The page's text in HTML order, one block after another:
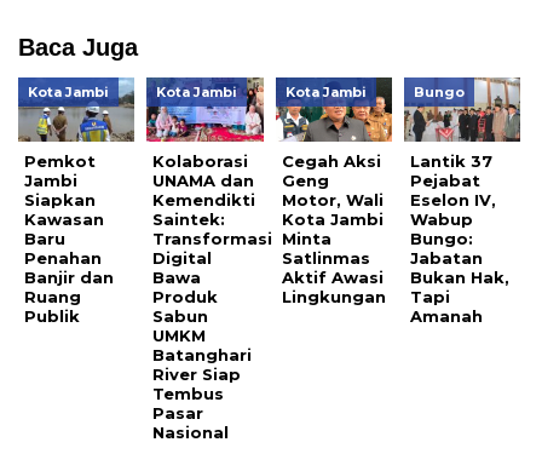
Baca Juga
Kota Jambi
Pemkot
Jambi
Siapkan
Kawasan
Baru
Penahan
Banjir dan
Ruang
Publik
Kota Jambi
Kolaborasi
UNAMA dan
Kemendikti
Saintek:
Transformasi
Digital
Bawa
Produk
Sabun
UMKM
Batanghari
River Siap
Tembus
Pasar
Nasional
Kota Jambi
Cegah Aksi
Geng
Motor, Wali
Kota Jambi
Minta
Satlinmas
Aktif Awasi
Lingkungan
Bungo
Lantik 37
Pejabat
Eselon IV,
Wabup
Bungo:
Jabatan
Bukan Hak,
Tapi
Amanah